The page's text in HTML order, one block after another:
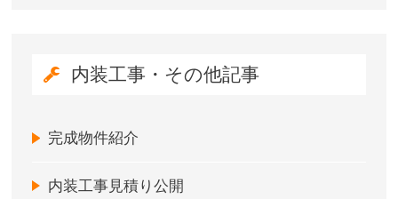
内装工事・その他記事
完成物件紹介
内装工事見積り公開